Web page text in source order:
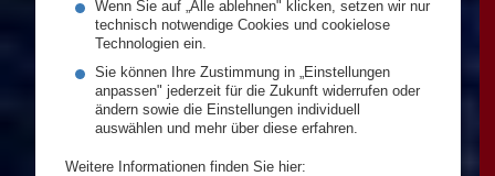
Wenn Sie auf „Alle ablehnen" klicken, setzen wir nur
technisch notwendige Cookies und cookielose
Technologien ein.
Sie können Ihre Zustimmung in „Einstellungen
anpassen" jederzeit für die Zukunft widerrufen oder
ändern sowie die Einstellungen individuell
auswählen und mehr über diese erfahren.
Weitere Informationen finden Sie hier: